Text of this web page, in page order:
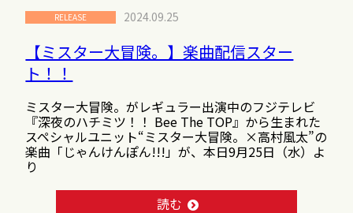
RELEASE 2024.09.25
【ミスター大冒険。】楽曲配信スター
ト！！
ミスター大冒険。がレギュラー出演中のフジテレビ
『深夜のハチミツ！！ Bee The TOP』から生まれた
スペシャルユニット“ミスター大冒険。×高村風太”の
楽曲「じゃんけんぽん!!!」が、本日9月25日（水）よ
り
読む